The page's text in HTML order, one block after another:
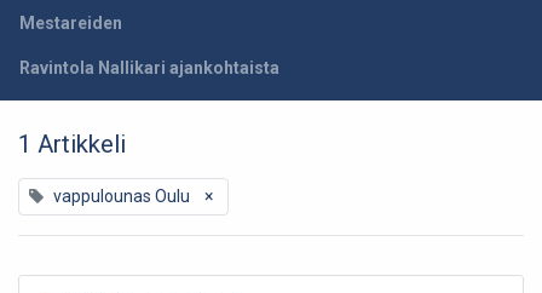
Mestareiden
Ravintola Nallikari ajankohtaista
1 Artikkeli
vappulounas Oulu ×